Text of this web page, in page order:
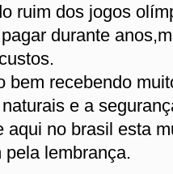
ruim dos jogos
durante
bem recebendo
e a
aqui no brasil esta
pela lembrança.